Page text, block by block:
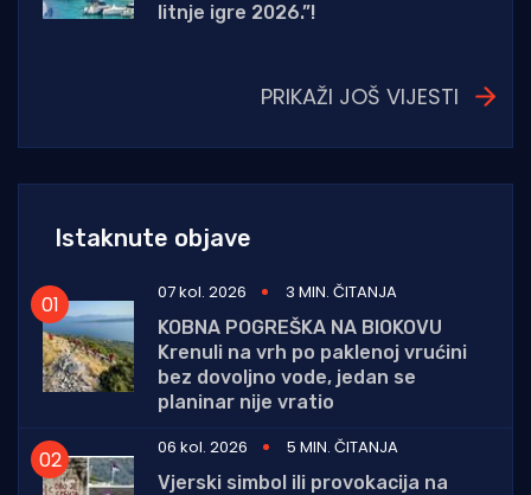
litnje igre 2026.”!
PRIKAŽI JOŠ VIJESTI
Istaknute objave
07 kol. 2026
3 MIN. ČITANJA
KOBNA POGREŠKA NA BIOKOVU
Krenuli na vrh po paklenoj vrućini
bez dovoljno vode, jedan se
planinar nije vratio
06 kol. 2026
5 MIN. ČITANJA
Vjerski simbol ili provokacija na